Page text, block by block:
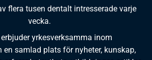
flera tusen dentalt intresserade varje
vecka.
yrkesverksamma inom
en samlad plats för nyheter, kunskap,